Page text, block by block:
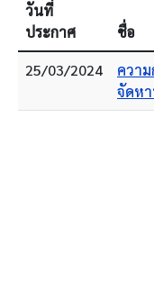
วันที่
ประกาศ
ชื่อ
25/03/2024
ควา
จัดห